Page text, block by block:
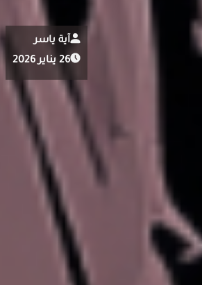
آية ياسر
26 يناير 2026